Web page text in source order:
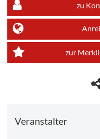
zu
zur
Veranstalter